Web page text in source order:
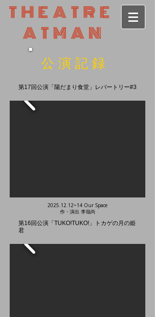
THEATRE
ATMAN
公演記録
​第17回公演「陽だまり食堂」レパートリー#3
2025.12.12~14 Our Space
​作・演出 李哉尚
​第16回公演「TUKO!TUKO!」トカゲの月の姫
君